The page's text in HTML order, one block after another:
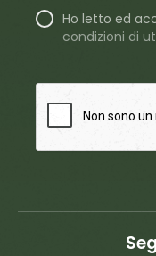
Ho letto ed
condizioni di